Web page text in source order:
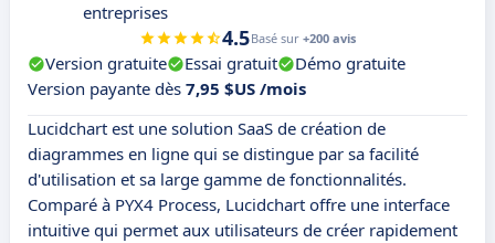
entreprises
4.5Basé sur +200 avis
Version gratuite Essai gratuit
Démo gratuite
Version payante dès 7,95 $US /mois
Lucidchart est une solution SaaS de création de
diagrammes en ligne qui se distingue par sa facilité
d'utilisation et sa large gamme de fonctionnalités.
Comparé à PYX4 Process, Lucidchart offre une interface
intuitive qui permet aux utilisateurs de créer rapidement